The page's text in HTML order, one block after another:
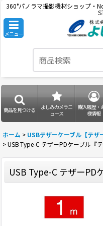
360°パノラマ撮影機材ショップ・
メニュー
商品を見つける
よしみカメラニ
ュース
購入履歴・
様情報
ホーム > USBテザーケーブル【テザ
>USB Type-C テザーPDケーブル『
USB Type-C テザーPD